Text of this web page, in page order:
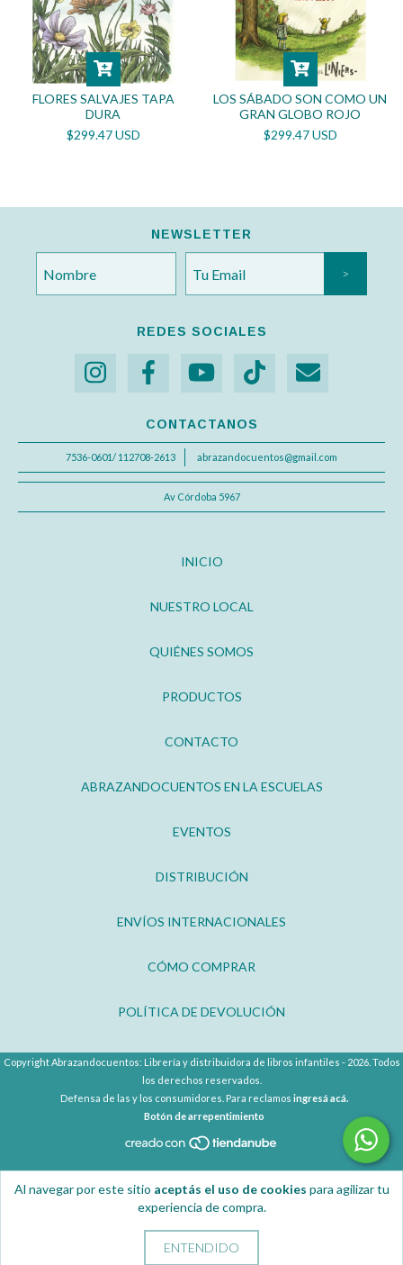
Al navegar por este sitio aceptás el uso de cookies para agilizar tu
experiencia de compra.
ENTENDIDO
FLORES SALVAJES TAPA
DURA
$299.47 USD
LOS SÁBADO SON COMO UN
GRAN GLOBO ROJO
$299.47 USD
NEWSLETTER
REDES SOCIALES
CONTACTANOS
7536-0601/ 112708-2613 abrazandocuentos@gmail.com
Av Córdoba 5967
INICIO
NUESTRO LOCAL
QUIÉNES SOMOS
PRODUCTOS
CONTACTO
ABRAZANDOCUENTOS EN LA ESCUELAS
EVENTOS
DISTRIBUCIÓN
ENVÍOS INTERNACIONALES
CÓMO COMPRAR
POLÍTICA DE DEVOLUCIÓN
Copyright Abrazandocuentos: Librería y distribuidora de libros infantiles - 2026. Todos
los derechos reservados.
Defensa de las y los consumidores. Para reclamos ingresá acá.
Botón de arrepentimiento